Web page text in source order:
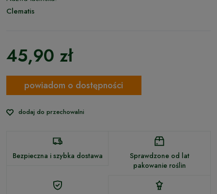
Clematis
45,90 zł
powiadom o dostępności
dodaj do przechowalni
Bezpieczna i szybka dostawa
Sprawdzone od lat
pakowanie roślin